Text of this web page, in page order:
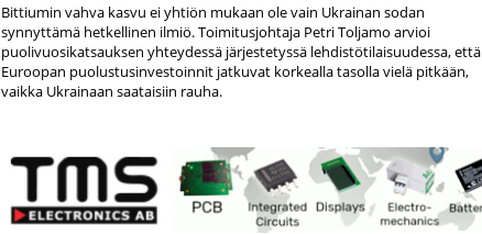
Bittiumin vahva kasvu ei yhtiön mukaan ole vain Ukrainan sodan
synnyttämä hetkellinen ilmiö. Toimitusjohtaja Petri Toljamo arvioi
puolivuosikatsauksen yhteydessä järjestetyssä lehdistötilaisuudessa, että
Euroopan puolustusinvestoinnit jatkuvat korkealla tasolla vielä pitkään,
vaikka Ukrainaan saataisiin rauha.